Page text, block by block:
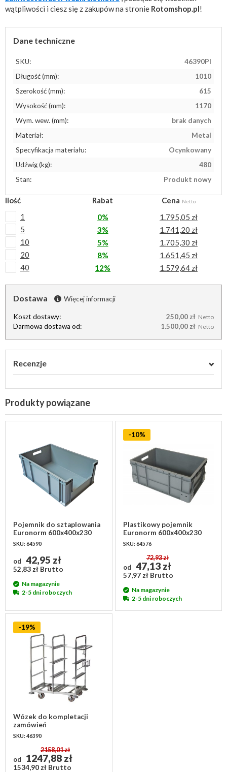
wątpliwości i ciesz się z zakupów na stronie Rotomshop.pl!
Dane techniczne
SKU:
46390PI
Długość (mm):
1010
Szerokość (mm):
615
Wysokość (mm):
1170
Wym. wew. (mm):
brak danych
Materiał:
Metal
Specyfikacja materiału:
Ocynkowany
Udźwig (kg):
480
Stan:
Produkt nowy
Ilość Rabat Cena Netto
1 0%
1.795,05 zł
5
3%
1.741,20 zł
10
5%
1.705,30 zł
20
8%
1.651,45 zł
40
12% 1.579,64 zł
Dostawa Więcej informacji
Koszt dostawy: 250,00 zł Netto
Darmowa dostawa od: 1.500,00 zł Netto
Recenzje
Produkty powiązane
Pojemnik do sztaplowania
Euronorm 600x400x230
mm
SKU: 64590
od 42,95 zł
52,83 zł Brutto
Na magazynie
2-5 dni roboczych
-10%
Plastikowy pojemnik
Euronorm 600x400x230
mm
SKU: 64576
od
72,93 zł
47,13 zł
57,97 zł Brutto
Na magazynie
2-5 dni roboczych
-19%
Wózek do kompletacji
zamówień
1010x615x1170mm - do
600x400 mm
SKU: 46390
od
2158,01 zł
1247,88 zł
1534,90 zł Brutto